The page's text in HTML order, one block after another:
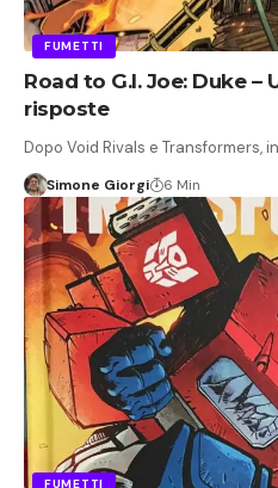
FUMETTI
Road to G.I. Joe: Duke
risposte
Dopo Void Rivals e Transformers,
Simone Giorgi 6 Min
FUMETTI